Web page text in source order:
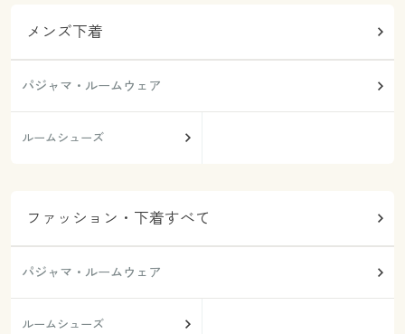
メンズ下着
パジャマ・ルームウェア
ルームシューズ
ファッション・下着すべて
パジャマ・ルームウェア
ルームシューズ